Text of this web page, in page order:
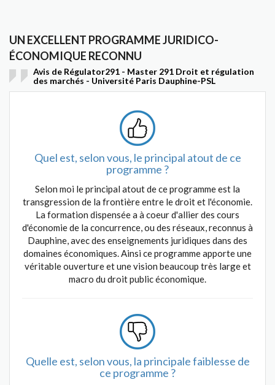
UN EXCELLENT PROGRAMME JURIDICO-
ÉCONOMIQUE RECONNU
Avis de Régulator291 - Master 291 Droit et régulation
des marchés - Université Paris Dauphine-PSL
Quel est, selon vous, le principal atout de ce
programme ?
Selon moi le principal atout de ce programme est la
transgression de la frontière entre le droit et l'économie.
La formation dispensée a à coeur d'allier des cours
d'économie de la concurrence, ou des réseaux, reconnus à
Dauphine, avec des enseignements juridiques dans des
domaines économiques. Ainsi ce programme apporte une
véritable ouverture et une vision beaucoup très large et
macro du droit public économique.
Quelle est, selon vous, la principale faiblesse de
ce programme ?